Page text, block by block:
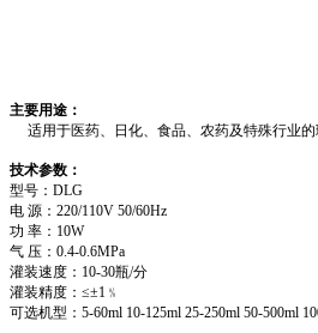
主要用途：
适用于医药、日化、食品、农药及特殊行业的
技术参数：
型号：DLG
电 源：220/110V 50/60Hz
功 率：10W
气 压：0.4-0.6MPa
灌装速度：10-30瓶/分
灌装精度：≤±1﹪
可选机型：5-60ml 10-125ml 25-250ml 50-500ml